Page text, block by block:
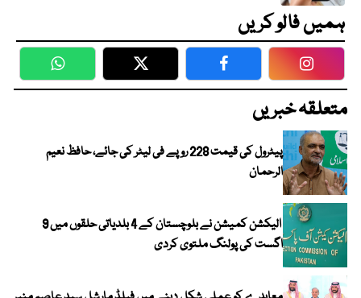
ہمیں فالو کریں
WhatsApp Twitter Facebook
متعلقہ خبریں
پیٹرول کی قیمت 228 روپے فی لیٹر کی جائے، حافظ نعیم
الرحمان
الیکشن کمیشن نے بلوچستان کے 4 بلدیاتی حلقوں میں 9
اگست کی پولنگ ملتوی کردی